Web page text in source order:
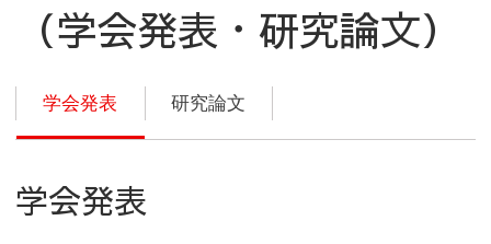
（学会発表・研究論文）
学会発表 研究論文
学会発表